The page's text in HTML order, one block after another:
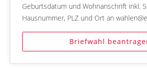
Geburtsdatum und Wohnanschrift inkl.
Hausnummer, PLZ und Ort an
Briefwahl